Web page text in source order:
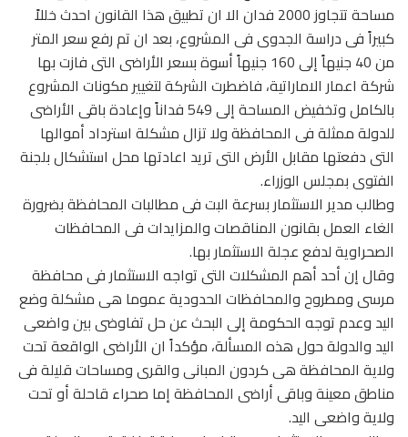
مساحة تتجاوز 2000 فدان الا ان تطبيق هذا القانون احدث خللاً
كبيراً فى دراسة الجدوى فى المشروع، بعد ان تم رفع سعر المتر
من 40 جنيهاً إلى 160 جنيهاً أسوة بسعر الأراضى التى فازت بها
شركة اعمار الاماراتية، فاضطرت الشركة لتغيير مكونات المشروع
بالكامل وتخفيض المساحة إلى 549 فداناً وإعادة باقى الأراضى
للدولة ممثلة فى المحافظة ولا تزال مشكلة استرداد أموالها
التى دفعتها مقابل الأرض التى تريد اعادتها محل استشكال بلجنة
الفتوى بمجلس الوزراء.
وطالب مدير الاستثمار بسرعة البت فى مطالبات المحافظة بضرورة
الغاء العمل بقانون المناقصات والمزايدات فى المحافظات
الصحراوية لدفع عجلة الاستثمار بها.
وقال إن أحد أهم المشكلات التى تواجه الاستثمار فى محافظة
مرسى ومطروح والمحافظات الحدودية عموما هى مشكلة وضع
اليد وعدم توجه الحكومة إلى البحث عن حل تفاوضى بين واضعى
اليد والدولة حول هذه المسألة، مؤكداً ان الأراضى الواقعة تحت
ولاية المحافظة هى كردون المبانى والقرى ومساحات قليلة فى
مناطق معينة وباقى أراضى المحافظة إما صحراء قاحلة أو تحت
ولاية واضعى اليد.